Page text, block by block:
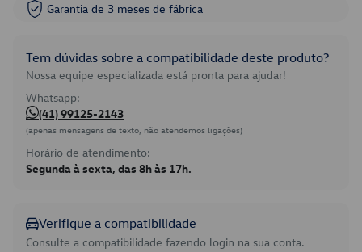
Garantia de 3 meses de fábrica
Tem dúvidas sobre a compatibilidade deste produto?
Nossa equipe especializada está pronta para ajudar!
Whatsapp:
(41) 99125-2143
(apenas mensagens de texto, não atendemos ligações)
Horário de atendimento:
Segunda à sexta, das 8h às 17h.
Verifique a compatibilidade
Consulte a compatibilidade fazendo login na sua conta.